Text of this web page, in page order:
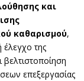
και
καθαρισμού,
έλεγχο της
επεξεργασίας